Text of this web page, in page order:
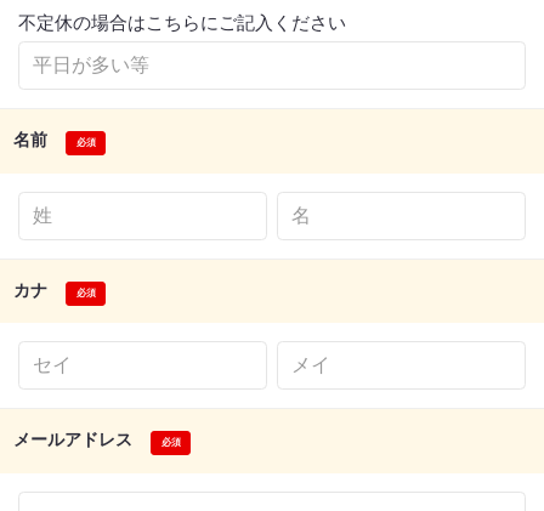
不定休の場合はこちらにご記入ください
名前
カナ
メールアドレス